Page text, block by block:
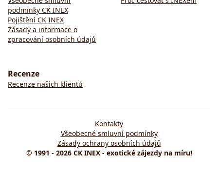
podmínky CK INEX
Pojištění CK INEX
Zásady a informace o
zpracování osobních údajů
Recenze
Recenze našich klientů
© 1991 - 2026 CK INEX - exotické zájezdy na míru!
Kontakty
Všeobecné smluvní podmínky
Zásady ochrany osobních údajů